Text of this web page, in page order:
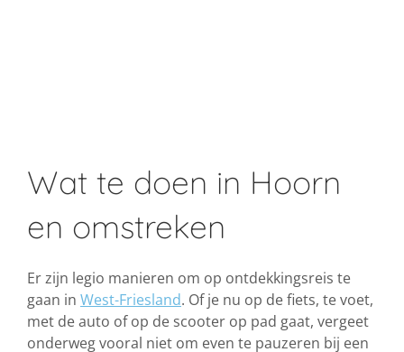
Wat te doen in Hoorn
en omstreken
Er zijn legio manieren om op ontdekkingsreis te
gaan in West-Friesland. Of je nu op de fiets, te voet,
met de auto of op de scooter op pad gaat, vergeet
onderweg vooral niet om even te pauzeren bij een